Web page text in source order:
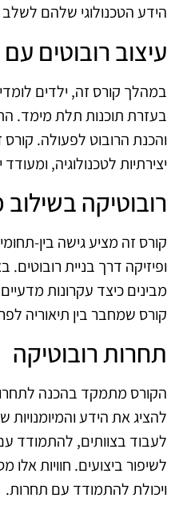
הידע הטכנולוגי שלהם
עיצוב רובוטים
במהלך קורס זה, ילדים
בעזרת תוכנות תלת מימד.
והכנת הרובוט לפעולה.
יצירתיות לטכנולוגיה,
רובוטיקה
קורס זה מציע גישה בין-
ופיזיקה דרך בניית רובוטים.
מבינים כיצד עקרונות
קורס שמחבר בין תיאוריה
תחרות רובוטיקה
הקורס מתמקד בהכנה
להציג את הידע
לעבוד בצוותים, להתמודד
לשיפור ביצועים. חוויות אלו
ויכולת להתמודד עם תחרות.